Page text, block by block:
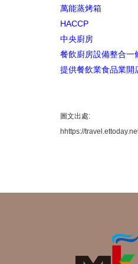
萬能蒸烤箱
HACCP
中央廚房
餐飲廚房設備整合一
提供餐飲業食品業開
圖文出處:
hhttps://